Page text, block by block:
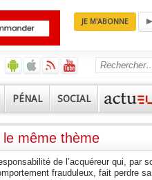
JE M'ABONNE
PÉNAL SOCIAL
le même thème
de l’acquéreur qui, par
frauduleux, fait perdre